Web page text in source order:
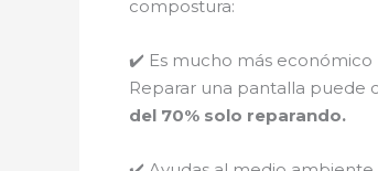
compostura:
✔️ Es mucho más económico
Reparar una pantalla puede
del 70% solo reparando.